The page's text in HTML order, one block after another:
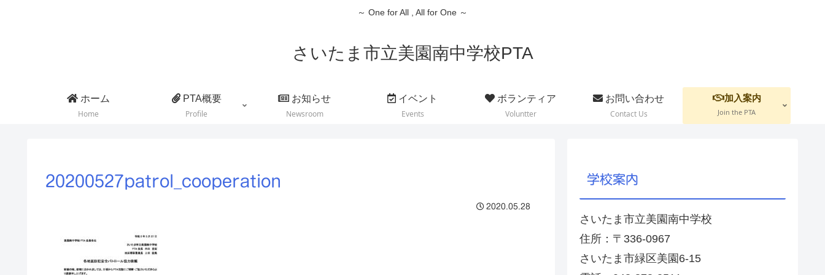
～ One for All , All for One ～
さいたま市立美園南中学校PTA
ホーム
Home
PTA概要
Profile
お知らせ
Newsroom
イベント
Events
ボランティア
Voluntter
お問い合わせ
Contact Us
加入案内
Join the PTA
20200527patrol_cooperation
2020.05.28
学校案内
さいたま市立美園南中学校
住所：〒336-0967
さいたま市緑区美園6-15